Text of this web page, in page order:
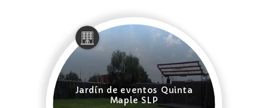
Jardín de eventos Quinta
Maple SLP